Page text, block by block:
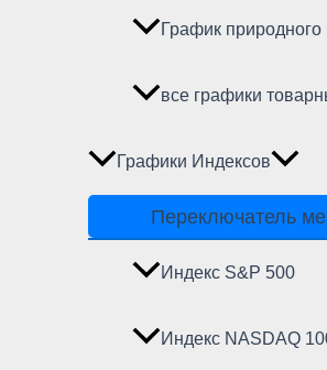
График природного
все графики
Графики Индексов
Переключатель
Индекс S&P 500
Индекс NASDAQ